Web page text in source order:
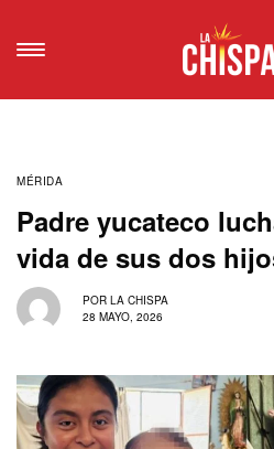
MÉRIDA
Padre yucateco
vida de sus dos
POR LA CHISPA
28 MAYO, 2026